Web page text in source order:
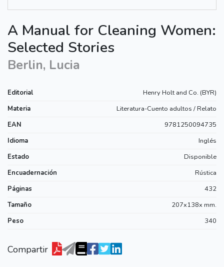
A Manual for Cleaning Women:
Selected Stories
Berlin, Lucia
Editorial
Henry Holt and Co. (BYR)
Materia
Literatura-Cuento adultos / Relato
EAN
9781250094735
Idioma
Inglés
Estado
Disponible
Encuadernación
Rústica
Páginas
432
Tamaño
207x138x mm.
Peso
340
Compartir